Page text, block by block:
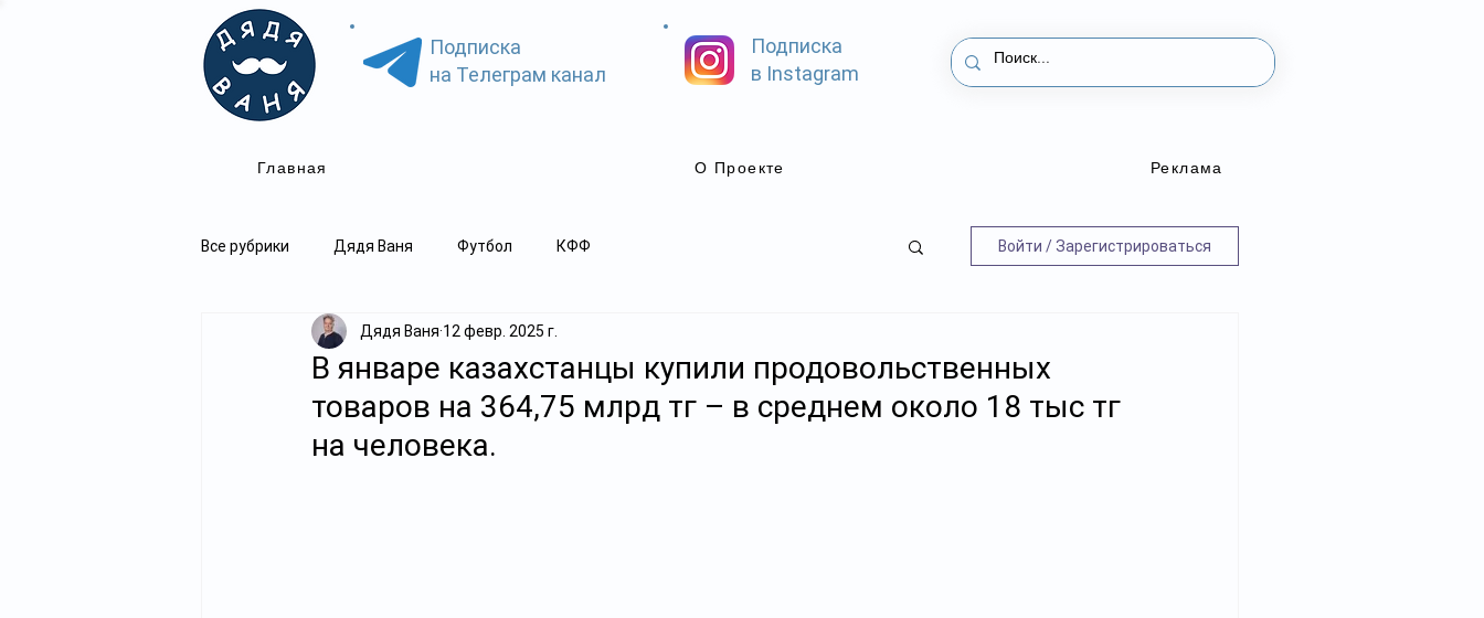
Подписка
на Телеграм канал
Главная
Подписка
в Instagram
О Проекте Реклама
Все рубрики Дядя Ваня Футбол КФФ Войти / Зарегистрироваться
В январе казахстанцы купили продовольственных
товаров на 364,75 млрд тг – в среднем около 18 тыс тг
на человека.
Дядя Ваня 12 февр. 2025 г.